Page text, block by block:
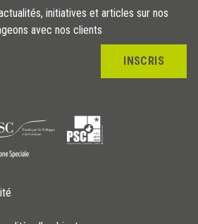
initiatives et articles sur nos
avec nos clients
INSCRIS